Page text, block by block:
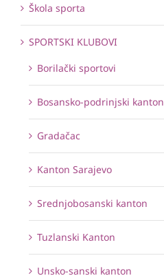
Škola sporta
SPORTSKI KLUBOVI
Borilački sportovi
Bosansko-podrinjski kanton
Gradačac
Kanton Sarajevo
Srednjobosanski kanton
Tuzlanski Kanton
Unsko-sanski kanton